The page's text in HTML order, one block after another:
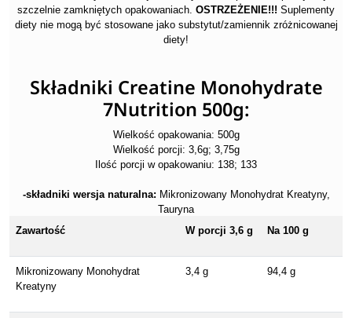
szczelnie zamkniętych opakowaniach. OSTRZEŻENIE!!! Suplementy
diety nie mogą być stosowane jako substytut/zamiennik zróżnicowanej
diety!
Składniki Creatine Monohydrate
7Nutrition 500g:
Wielkość opakowania: 500g
Wielkość porcji: 3,6g; 3,75g
Ilość porcji w opakowaniu: 138; 133
-składniki wersja naturalna: Mikronizowany Monohydrat Kreatyny,
Tauryna
Zawartość
W porcji 3,6 g Na 100 g
Mikronizowany Monohydrat
Kreatyny
3,4 g 94,4 g